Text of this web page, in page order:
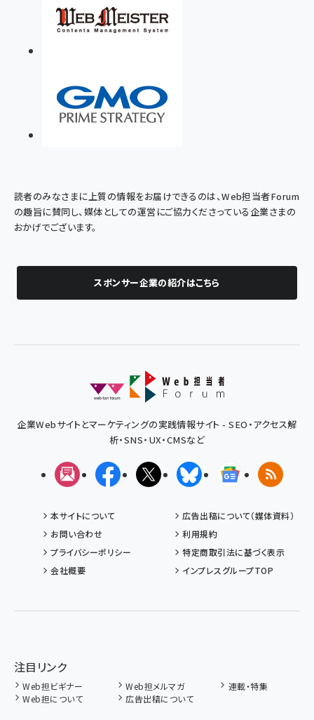
読者のみなさまに上質の情報をお届けできるのは、Web担当者Forum
の趣旨に賛同し、媒体としての運営にご協力くださっている企業さまの
おかげでございます。
スポンサー企業の紹介はこちら
企業Webサイトとマーケティングの実践情報サイト - SEO・アクセス解
析・SNS・UX・CMSなど
メルマガFacebookX(エックス)BlueskyGoogleニュ
RSS
本サイトについて
広告出稿について（媒体資料）
お問い合わせ
利用規約
プライバシーポリシー
特定商取引法に基づく表示
会社概要
インプレスグループTOP
注目リンク
Web担ビギナー Web担メルマガ
連載・特集
Web担について
広告出稿について